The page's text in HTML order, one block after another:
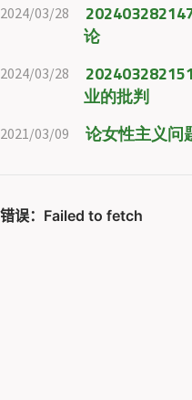
2024/03/28
论
2024/03/28
业的批判
2021/03/09 论女性主义问